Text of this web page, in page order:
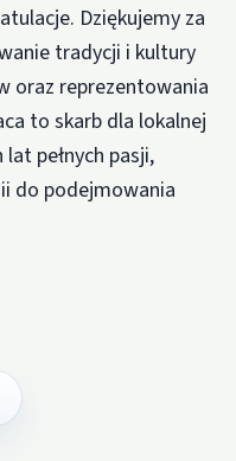
Dziękujemy za
tradycji i kultury
oraz reprezentowania
to skarb dla lokalnej
pełnych pasji,
do podejmowania